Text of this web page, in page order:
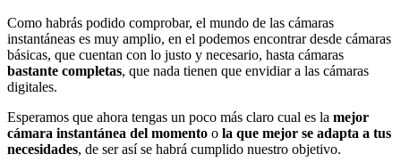
Como habrás podido comprobar, el mundo de las cámaras
instantáneas es muy amplio, en el podemos encontrar desde cámaras
básicas, que cuentan con lo justo y necesario, hasta cámaras
bastante completas, que nada tienen que envidiar a las cámaras
digitales.
Esperamos que ahora tengas un poco más claro cual es la mejor
cámara instantánea del momento o la que mejor se adapta a tus
necesidades, de ser así se habrá cumplido nuestro objetivo.